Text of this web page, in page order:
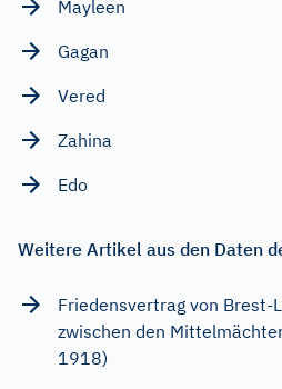
Mayleen
Gagan
Vered
Zahina
Edo
Weitere Artikel aus den Daten
Friedensvertrag von Brest-
zwischen den
1918)